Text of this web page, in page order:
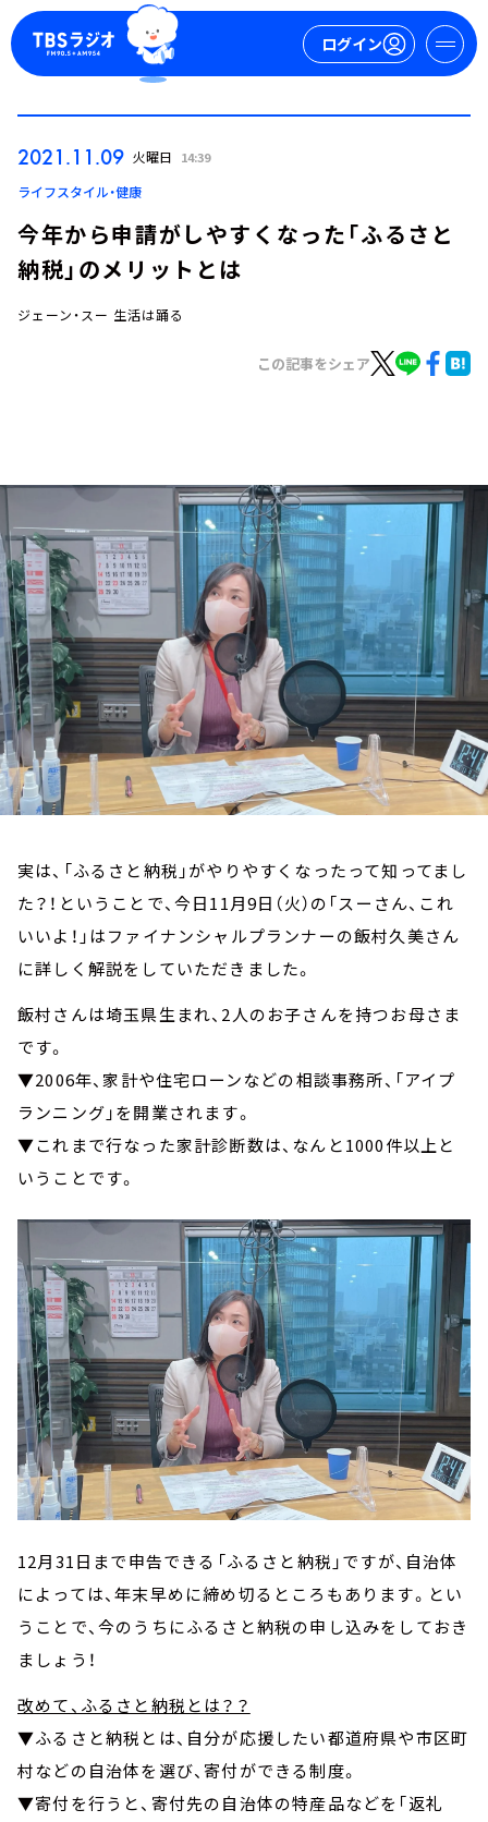
ログイン
ログイン
お知らせ
イベント・グッズ
YouTube
会社情報
2021.11.09 火曜日 14:39
ライフスタイル・健康
今年から申請がしやすくなった「ふるさと
納税」のメリットとは
ジェーン・スー 生活は踊る
この記事をシェア
実は、「ふるさと納税」がやりやすくなったって知ってまし
た？！ということで、今日11月9日（火）の「スーさん、これ
いいよ！」はファイナンシャルプランナーの飯村久美さん
に詳しく解説をしていただきました。
飯村さんは埼玉県生まれ、2人のお子さんを持つお母さま
です。
▼2006年、家計や住宅ローンなどの相談事務所、「アイプ
ランニング」を開業されます。
▼これまで行なった家計診断数は、なんと1000件以上と
いうことです。
12月31日まで申告できる「ふるさと納税」ですが、自治体
によっては、年末早めに締め切るところもあります。とい
うことで、今のうちにふるさと納税の申し込みをしておき
ましょう！
改めて、ふるさと納税とは？？
▼ふるさと納税とは、自分が応援したい都道府県や市区町
村などの自治体を選び、寄付ができる制度。
▼寄付を行うと、寄付先の自治体の特産品などを「返礼